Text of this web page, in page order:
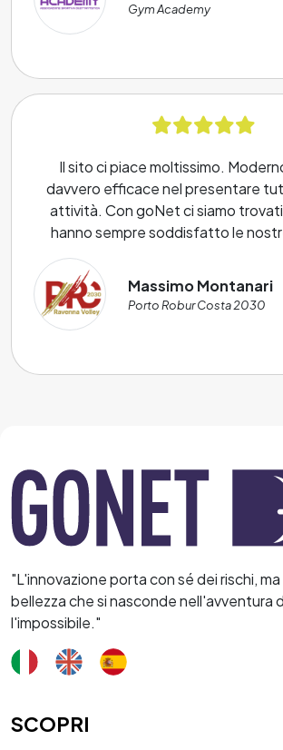
Gym Academy
Il sito ci piace moltissimo.
davvero efficace nel presentare
attività. Con goNet ci siamo
hanno sempre soddisfatto le
Massimo Montanari
Porto Robur Costa 2030
"L'innovazione porta con sé dei rischi,
bellezza che si nasconde nell'avventura
l'impossibile."
SCOPRI